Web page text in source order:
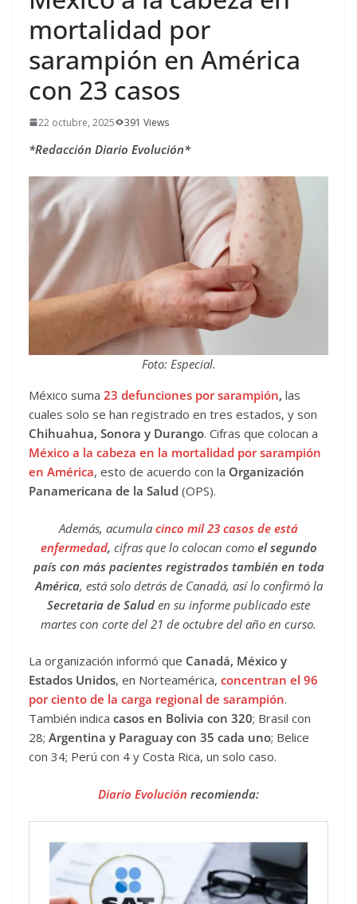
mortalidad por
sarampión en América
con 23 casos
22 octubre, 2025 391 Views
*Redacción Diario Evolución*
Foto: Especial.
México suma 23 defunciones por sarampión, las
cuales solo se han registrado en tres estados, y son
Chihuahua, Sonora y Durango. Cifras que colocan a
México a la cabeza en la mortalidad por sarampión
en América, esto de acuerdo con la Organización
Panamericana de la Salud (OPS).
Además, acumula cinco mil 23 casos de está
enfermedad, cifras que lo colocan como el segundo
país con más pacientes registrados también en toda
América, está solo detrás de Canadá, así lo confirmó la
Secretaria de Salud en su informe publicado este
martes con corte del 21 de octubre del año en curso.
La organización informó que Canadá, México y
Estados Unidos, en Norteamérica, concentran el 96
por ciento de la carga regional de sarampión.
También indica casos en Bolivia con 320; Brasil con
28; Argentina y Paraguay con 35 cada uno; Belice
con 34; Perú con 4 y Costa Rica, un solo caso.
Diario Evolución recomienda: